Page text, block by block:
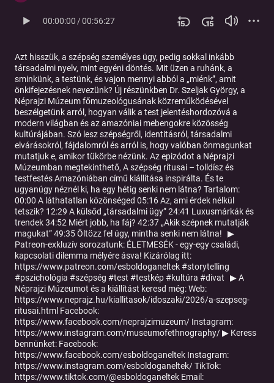
00:00:00/00:56:27
Azt hisszük, a szépség személyes ügy, pedig sokkal inkább
társadalmi nyelv, mint egyéni döntés. Mit üzen a ruhánk, a
sminkünk, a testünk, és vajon mennyi abból a „miénk”, amit
önkifejezésnek nevezünk? Új részünkben Dr. Szeljak György, a
Néprajzi Múzeum főmuzeológusának közreműködésével
beszélgetünk arról, hogyan válik a test jelentéshordozóvá a
modern világban és az amazóniai mebengokre közösség
kultúrájában. Szó lesz szépségről, identitásról, társadalmi
elvárásokról, fájdalomról és arról is, hogy valóban önmagunkat
mutatjuk e, amikor tükörbe nézünk. Az epizódot a Néprajzi
Múzeumban megtekinthető, A szépség rítusai – tolldísz és
testfestés Amazóniában című kiállítása inspirálta. És te
ugyanúgy néznél ki, ha egy hétig senki nem látna? Tartalom:
00:00 A láthatatlan közönséged 05:16 Az, ami érdek nélkül
tetszik? 12:29 A külsőd „társadalmi ügy” 24:41 Luxusmárkák és
trendek 34:52 Miért jobb, ha fáj? 42:37 „Akik szépnek mutatják
magukat” 49:35 Öltözz fel úgy, mintha senki nem látna! ▶
Patreon-exkluzív sorozatunk: ÉLETMESÉK - egy-egy családi,
kapcsolati dilemma mélyére ásva! Kizárólag itt:
⁠⁠https://www.patreon.com/esboldoganeltek⁠⁠ #storytelling
#pszichológia #szépség #test #testkép #kultúra #divat ▶ A
Néprajzi Múzeumot és a kiállítást keresd még: Web:
https://www.neprajz.hu/kiallitasok/idoszaki/2026/a-szepseg-
ritusai.html Facebook:
https://www.facebook.com/neprajzimuzeum/ Instagram:
https://www.instagram.com/museumofethnography/ ▶ Keress
bennünket: Facebook:
⁠⁠https://www.facebook.com/esboldoganeltek⁠⁠ Instagram:
⁠⁠https://www.instagram.com/esboldoganeltek/⁠⁠ TikTok:
⁠⁠https://www.tiktok.com/@esboldoganeltek⁠⁠ Email: